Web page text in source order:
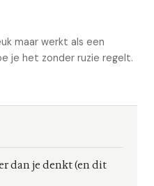
maar werkt als een
je het zonder ruzie regelt.
dan je denkt (en dit